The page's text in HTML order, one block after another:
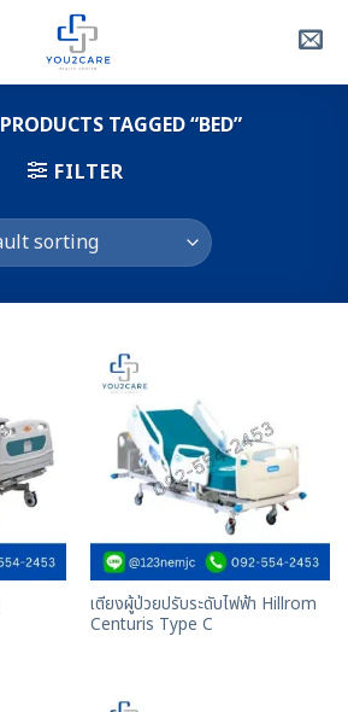
PRODUCTS TAGGED “BED”
FILTER
เตียงผู้ป่วยปรับระดับไฟฟ้า Hillrom
Centuris Type C